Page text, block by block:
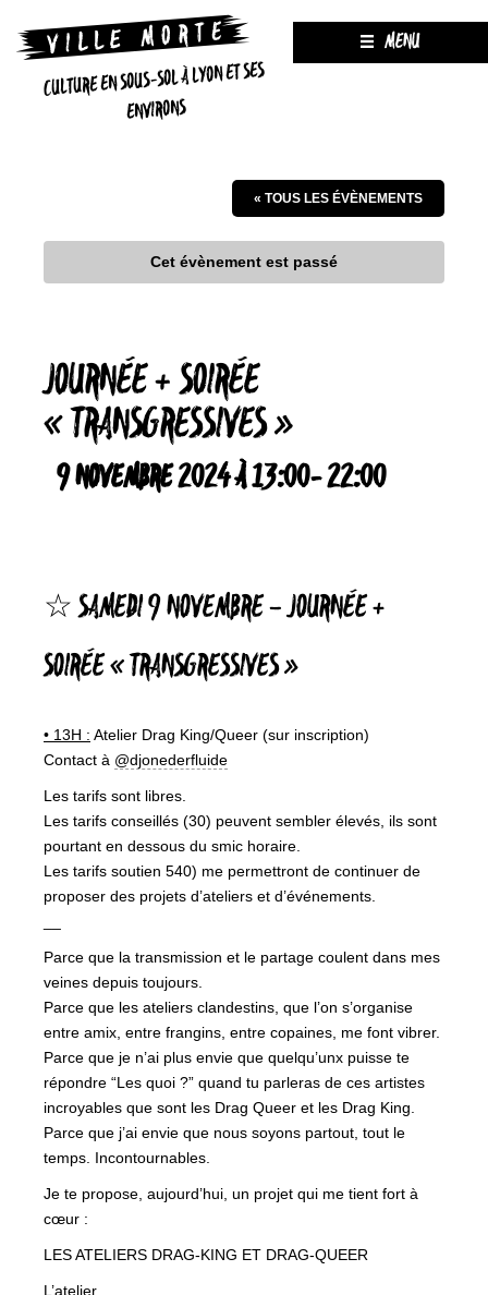
CULTURE EN SOUS-SOL À LYON ET SES
ENVIRONS
MENU
« TOUS LES ÉVÈNEMENTS
Cet évènement est passé
JOURNÉE + SOIRÉE
« TRANSGRESSIVES »
9 NOVEMBRE 2024 À 13:00-22:00
☆ SAMEDI 9 NOVEMBRE – JOURNÉE +
SOIRÉE « TRANSGRESSIVES »
• 13H : Atelier Drag King/Queer (sur inscription)
Contact à @djonederfluide
Les tarifs sont libres.
Les tarifs conseillés (30) peuvent sembler élevés, ils sont
pourtant en dessous du smic horaire.
Les tarifs soutien 540) me permettront de continuer de
proposer des projets d’ateliers et d’événements.
Parce que la transmission et le partage coulent dans mes
veines depuis toujours.
Parce que les ateliers clandestins, que l’on s’organise
entre amix, entre frangins, entre copaines, me font vibrer.
Parce que je n’ai plus envie que quelqu’unx puisse te
répondre “Les quoi ?” quand tu parleras de ces artistes
incroyables que sont les Drag Queer et les Drag King.
Parce que j’ai envie que nous soyons partout, tout le
temps. Incontournables.
Je te propose, aujourd’hui, un projet qui me tient fort à
cœur :
LES ATELIERS DRAG-KING ET DRAG-QUEER
L’atelier